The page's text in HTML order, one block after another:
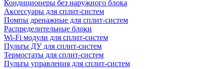
Кондиционеры без наружного блока
Аксессуары для сплит-систем
Помпы дренажные для сплит-систем
Распределительные блоки
Wi-Fi модули для сплит-систем
Пульты ДУ для сплит-систем
Термостаты для сплит-систем
Пульты управления для сплит-систем